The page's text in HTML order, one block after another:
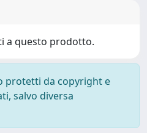
a questo prodotto.
protetti da copyright e
salvo diversa